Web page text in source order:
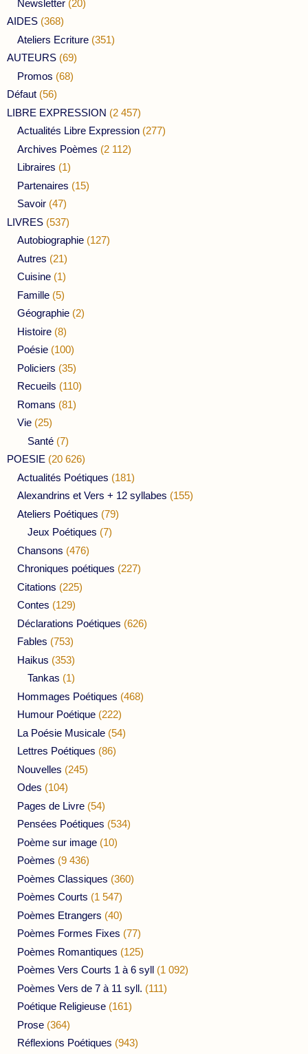
Newsletter (20)
AIDES (368)
Ateliers Ecriture (351)
AUTEURS (69)
Promos (68)
Défaut (56)
LIBRE EXPRESSION (2 457)
Actualités Libre Expression (277)
Archives Poèmes (2 112)
Libraires (1)
Partenaires (15)
Savoir (47)
LIVRES (537)
Autobiographie (127)
Autres (21)
Cuisine (1)
Famille (5)
Géographie (2)
Histoire (8)
Poésie (100)
Policiers (35)
Recueils (110)
Romans (81)
Vie (25)
Santé (7)
POESIE (20 626)
Actualités Poétiques (181)
Alexandrins et Vers + 12 syllabes (155)
Ateliers Poétiques (79)
Jeux Poétiques (7)
Chansons (476)
Chroniques poétiques (227)
Citations (225)
Contes (129)
Déclarations Poétiques (626)
Fables (753)
Haikus (353)
Tankas (1)
Hommages Poétiques (468)
Humour Poétique (222)
La Poésie Musicale (54)
Lettres Poétiques (86)
Nouvelles (245)
Odes (104)
Pages de Livre (54)
Pensées Poétiques (534)
Poème sur image (10)
Poèmes (9 436)
Poèmes Classiques (360)
Poèmes Courts (1 547)
Poèmes Etrangers (40)
Poèmes Formes Fixes (77)
Poèmes Romantiques (125)
Poèmes Vers Courts 1 à 6 syll (1 092)
Poèmes Vers de 7 à 11 syll. (111)
Poétique Religieuse (161)
Prose (364)
Réflexions Poétiques (943)